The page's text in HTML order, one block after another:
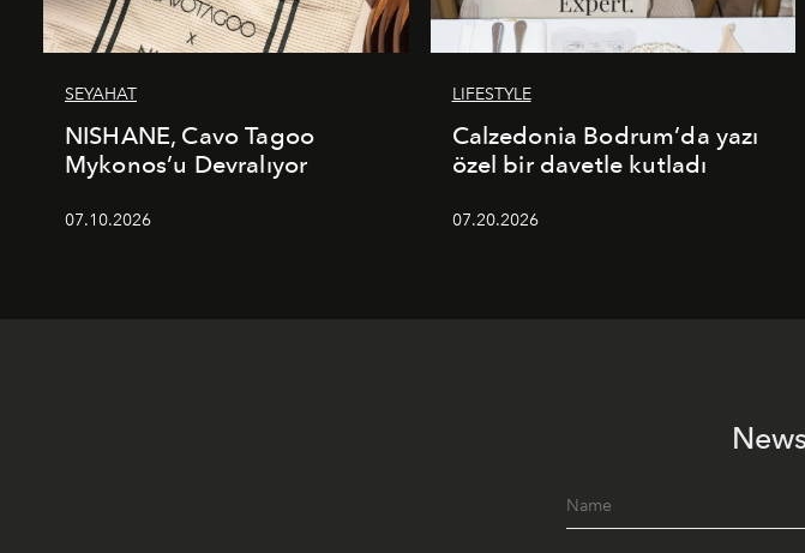
SEYAHAT
NISHANE, Cavo Tagoo
Mykonos’u Devralıyor
07.10.2026
LIFESTYLE
Calzedonia Bodrum’da yazı
özel bir davetle kutladı
07.20.2026